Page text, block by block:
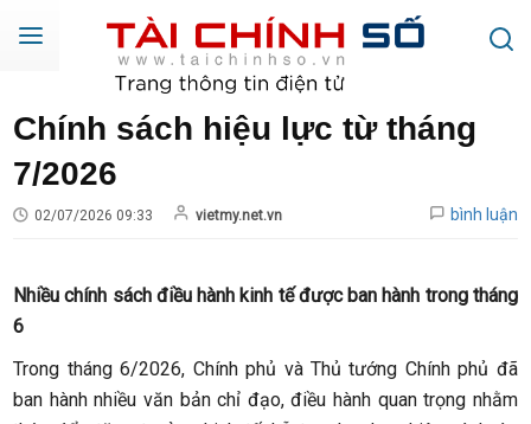
Chính sách hiệu lực từ tháng
7/2026
02/07/2026 09:33 vietmy.net.vn bình luận
Nhiều chính sách điều hành kinh tế được ban hành trong tháng
6
Trong tháng 6/2026, Chính phủ và Thủ tướng Chính phủ đã
ban hành nhiều văn bản chỉ đạo, điều hành quan trọng nhằm